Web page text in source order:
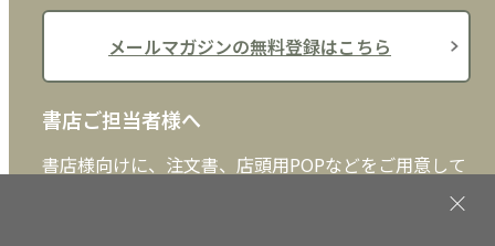
メールマガジンの無料登録はこちら
書店ご担当者様へ
書店様向けに、注文書、店頭用POPなどをご用意して